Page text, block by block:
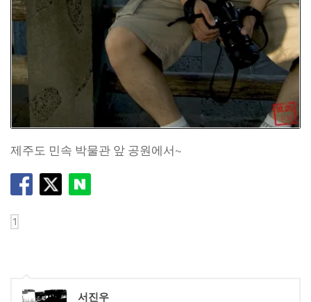
제주도 민속 박물관 앞 공원에서~
서진우